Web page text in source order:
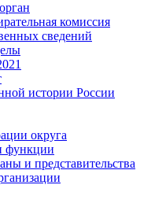
комиссия
сведений
истории России
округа
функции
и представительства